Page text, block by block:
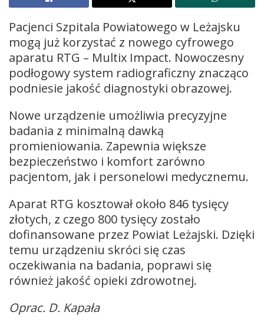
Pacjenci Szpitala Powiatowego w Leżajsku
mogą już korzystać z nowego cyfrowego
aparatu RTG – Multix Impact. Nowoczesny
podłogowy system radiograficzny znacząco
podniesie jakość diagnostyki obrazowej.
Nowe urządzenie umożliwia precyzyjne
badania z minimalną dawką
promieniowania. Zapewnia większe
bezpieczeństwo i komfort zarówno
pacjentom, jak i personelowi medycznemu.
Aparat RTG kosztował około 846 tysięcy
złotych, z czego 800 tysięcy zostało
dofinansowane przez Powiat Leżajski. Dzięki
temu urządzeniu skróci się czas
oczekiwania na badania, poprawi się
również jakość opieki zdrowotnej.
Oprac. D. Kapała